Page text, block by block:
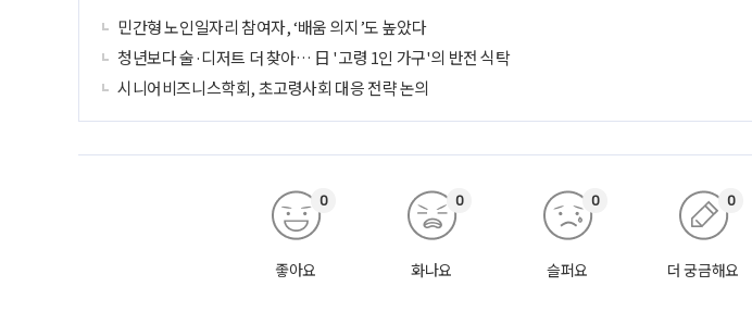
민간형 노인일자리 참여자, ‘배움 의지’도 높았다
청년보다 술·디저트 더 찾아… 日 '고령 1인 가구'의 반전 식탁
시니어비즈니스학회, 초고령사회 대응 전략 논의
좋아요
0
화나요
0
슬퍼요
0
더 궁금해요
0